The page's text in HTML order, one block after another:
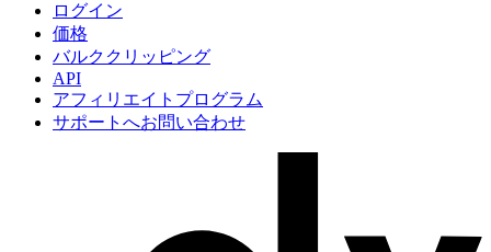
ログイン
価格
バルククリッピング
API
アフィリエイトプログラム
サポートへお問い合わせ